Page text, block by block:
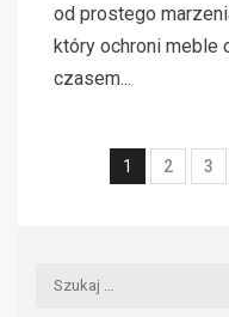
od prostego
który ochroni meble
czasem...
1 2 3